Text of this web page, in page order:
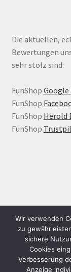
Die aktuellen,
Bewertungen
sehr stolz sind:
FunShop Google
FunShop
FunShop Herold
FunShop
Wir verwenden
zu
sichere
Cookies
Verbesserung
Anzeige